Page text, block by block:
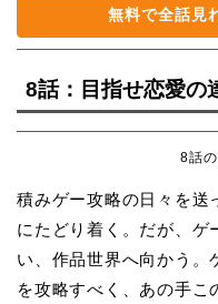
無料で全話見
8話：目指せ恋愛の
8話
積みゲー攻略の日々を送
にたどり着く。だが、ゲ
い、作品世界へ向かう。
を攻略すべく、あの手こ